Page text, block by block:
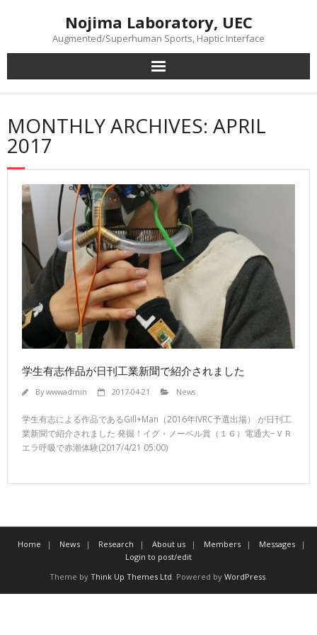
Nojima Laboratory, UEC
Augmented/Superhuman Sports, Haptic Interface
MONTHLY ARCHIVES: APRIL
2017
学生有志作品が日刊工業新聞で紹介されました
Bywwwadmin 2017-04-21 News
学生有志による作品であるGill+Man（2016年IVRC予選出場） が日刊工
業新聞で紹介されました 発掘！イグ・ノーベル賞（１６）電通大−ＶＲ
エラ呼吸で赤潮体験(2017/4/21 05:00)
Home News Research About us Members
Messages
Login to post/edit
Theme by Think Up Themes Ltd . Powered by WordPress